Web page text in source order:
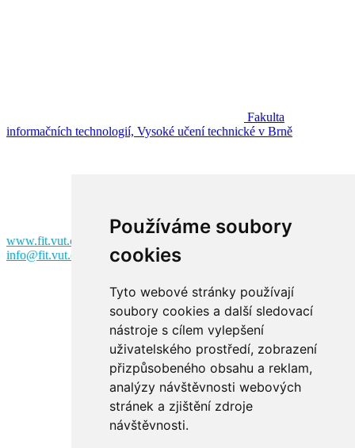
Používáme soubory
cookies
Tyto webové stránky používají
soubory cookies a další sledovací
nástroje s cílem vylepšení
uživatelského prostředí, zobrazení
přizpůsobeného obsahu a reklam,
analýzy návštěvnosti webových
stránek a zjištění zdroje
návštěvnosti.
Fakulta
informačních technologií, Vysoké učení technické v Brně
www.fit.vut.cz
info@fit.vut.cz
Facebook